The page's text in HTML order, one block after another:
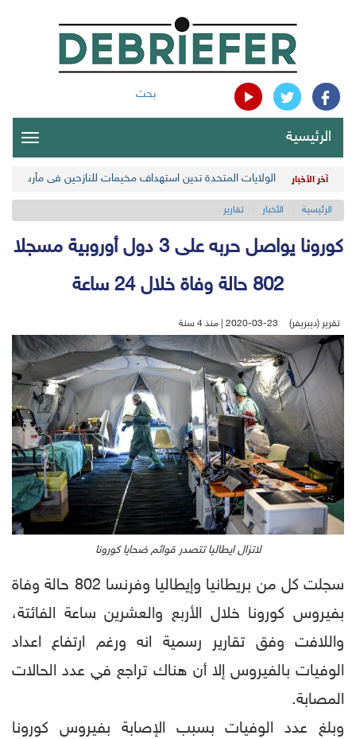
بحث
الرئيسية
آخر الأخبار الولايات المتحدة تدين استهداف مخيمات للنازحين في مأرب
الرئيسية الأخبار تقارير
كورونا يواصل حربه على 3 دول أوروبية مسجلا
802 حالة وفاة خلال 24 ساعة
تقرير (ديبريفر) 2020-03-23 | منذ 4 سنة
لاتزال ايطاليا تتصدر قوائم ضحايا كورونا
سجلت كل من بريطانيا وإيطاليا وفرنسا 802 حالة وفاة
بفيروس كورونا خلال الأربع والعشرين ساعة الفائتة،
واللافت وفق تقارير رسمية انه ورغم ارتفاع اعداد
الوفيات بالفيروس إلا أن هناك تراجع في عدد الحالات
المصابة.
وبلغ عدد الوفيات بسبب الإصابة بفيروس كورونا